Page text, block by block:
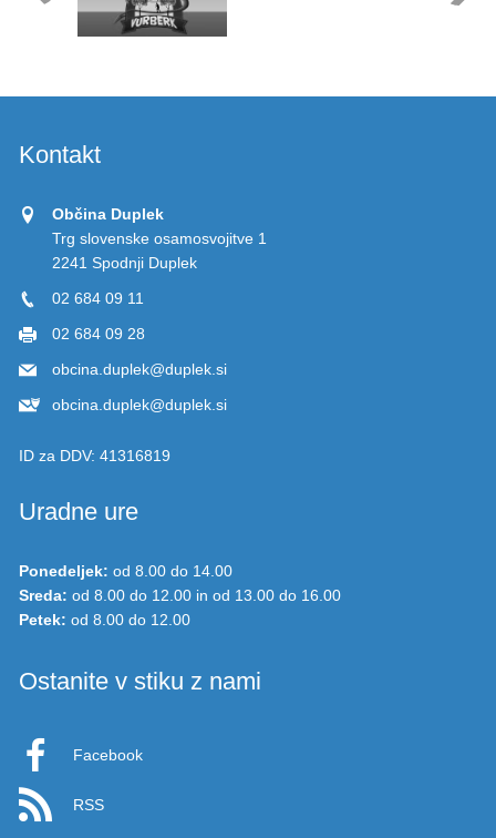
Kontakt
Občina Duplek
Trg slovenske osamosvojitve 1
2241 Spodnji Duplek
02 684 09 11
02 684 09 28
obcina.duplek@duplek.si
obcina.duplek@duplek.si
ID za DDV: 41316819
Uradne ure
Ponedeljek: od 8.00 do 14.00
Sreda: od 8.00 do 12.00 in od 13.00 do 16.00
Petek: od 8.00 do 12.00
Ostanite v stiku z nami
Facebook
RSS